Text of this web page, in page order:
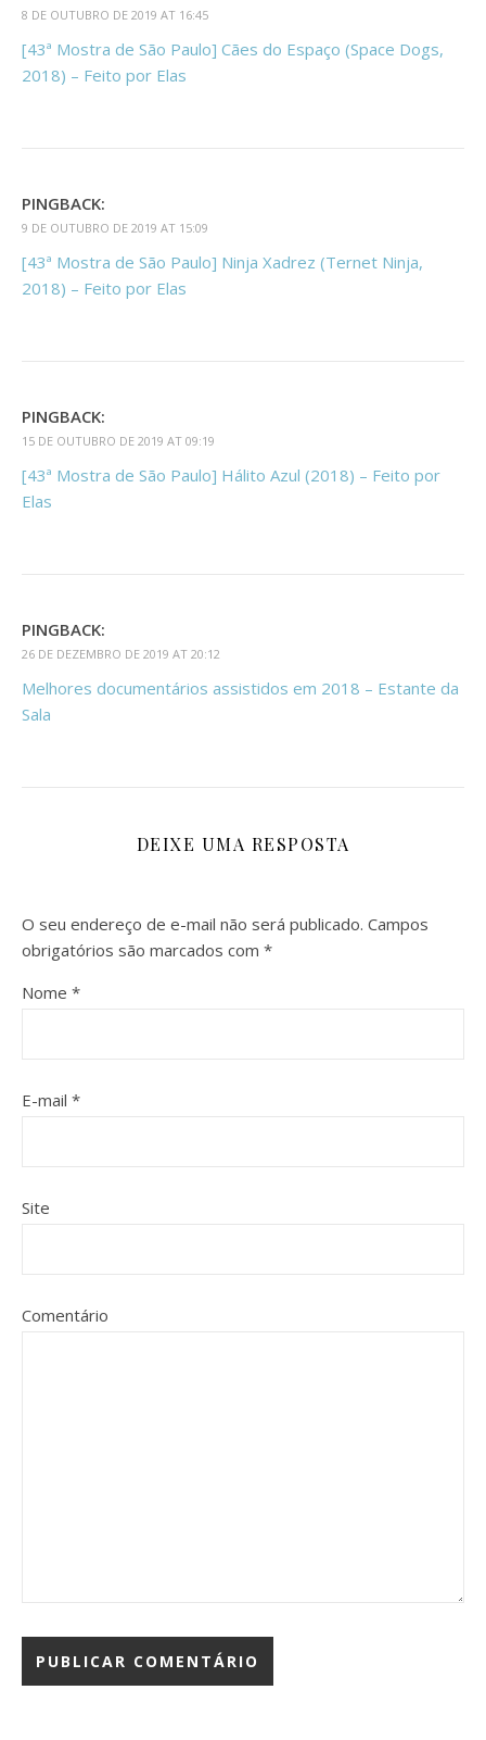
8 DE OUTUBRO DE 2019 AT 16:45
[43ª Mostra de São Paulo] Cães do Espaço (Space Dogs,
2018) – Feito por Elas
PINGBACK:
9 DE OUTUBRO DE 2019 AT 15:09
[43ª Mostra de São Paulo] Ninja Xadrez (Ternet Ninja,
2018) – Feito por Elas
PINGBACK:
15 DE OUTUBRO DE 2019 AT 09:19
[43ª Mostra de São Paulo] Hálito Azul (2018) – Feito por
Elas
PINGBACK:
26 DE DEZEMBRO DE 2019 AT 20:12
Melhores documentários assistidos em 2018 – Estante da
Sala
DEIXE UMA RESPOSTA
O seu endereço de e-mail não será publicado. Campos
obrigatórios são marcados com *
Nome *
E-mail *
Site
Comentário